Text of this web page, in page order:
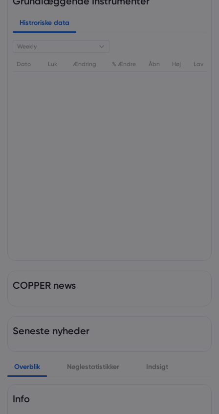
Histroriske data
Weekly
Dato Luk Ændring % Ændre Åbn Høj Lav
COPPER news
Seneste nyheder
Overblik Nøglestatistikker Indsigt
Info